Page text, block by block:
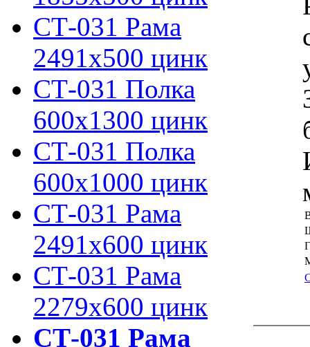
СТ-031 Рама
2491х500 цинк
СТ-031 Полка
600х1300 цинк
СТ-031 Полка
600х1000 цинк
СТ-031 Рама
2491х600 цинк
СТ-031 Рама
2279х600 цинк
СТ-031 Рама